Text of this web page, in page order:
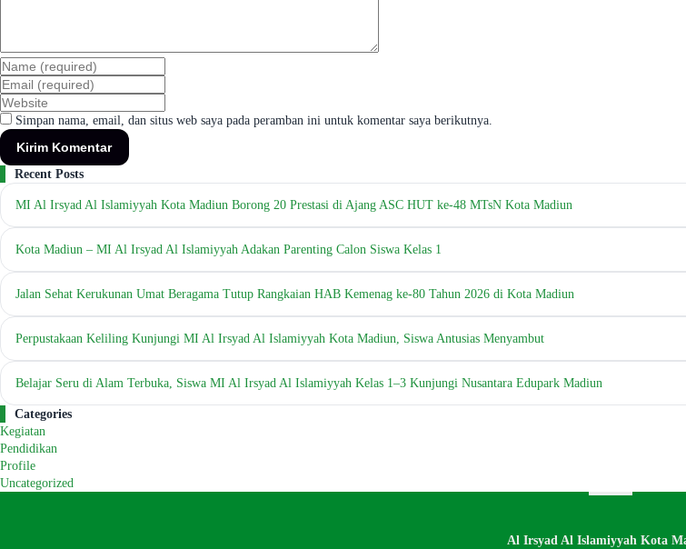
Simpan nama, email, dan situs web saya pada peramban ini untuk komentar saya berikutnya.
Recent Posts
MI Al Irsyad Al Islamiyyah Kota Madiun Borong 20 Prestasi di Ajang ASC HUT ke-48 MTsN Kota Madiun
Kota Madiun – MI Al Irsyad Al Islamiyyah Adakan Parenting Calon Siswa Kelas 1
Jalan Sehat Kerukunan Umat Beragama Tutup Rangkaian HAB Kemenag ke-80 Tahun 2026 di Kota Madiun
Perpustakaan Keliling Kunjungi MI Al Irsyad Al Islamiyyah Kota Madiun, Siswa Antusias Menyambut
Belajar Seru di Alam Terbuka, Siswa MI Al Irsyad Al Islamiyyah Kelas 1–3 Kunjungi Nusantara Edupark Madiun
Categories
Kegiatan
Pendidikan
Profile
Uncategorized
Al Irsyad Al Islamiyyah Kota